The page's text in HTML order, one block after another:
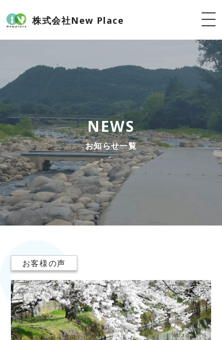
株式会社New Place
NEWS
お知らせ一覧
お客様の声